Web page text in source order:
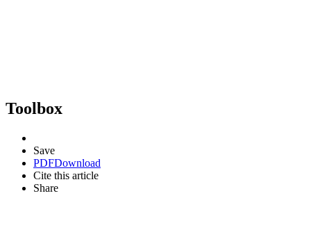
Toolbox
Save
PDFDownload
Cite this article
Share